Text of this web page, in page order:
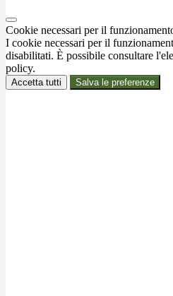
Cookie necessari per il
I cookie necessari per il
disabilitati. È possibile consultare
policy.
Accetta tutti Salva le preferenze